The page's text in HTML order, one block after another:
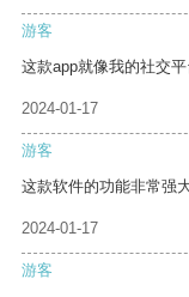
游客
这款app就像我的社交
2024-01-17
游客
这款软件的功能非常强
2024-01-17
游客